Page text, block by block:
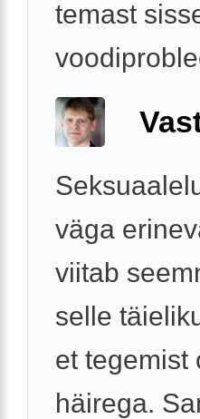
temast
väga
viitab
selle
et tegemist
häirega.